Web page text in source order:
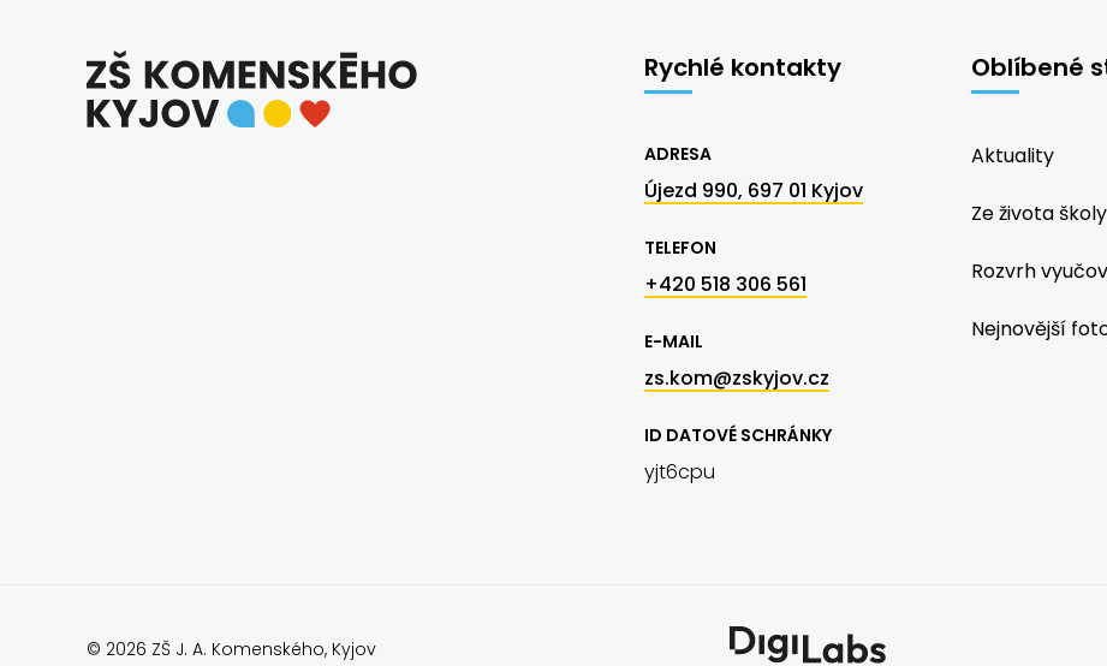
Rychlé kontakty
ADRESA
Újezd 990, 697 01 Kyjov
TELEFON
+420 518 306 561
E-MAIL
zs.kom@zskyjov.cz
ID DATOVÉ SCHRÁNKY
yjt6cpu
Oblíbené
Aktuality
Ze života školy
Rozvrh
Nejnovější
© 2026 ZŠ J. A. Komenského, Kyjov